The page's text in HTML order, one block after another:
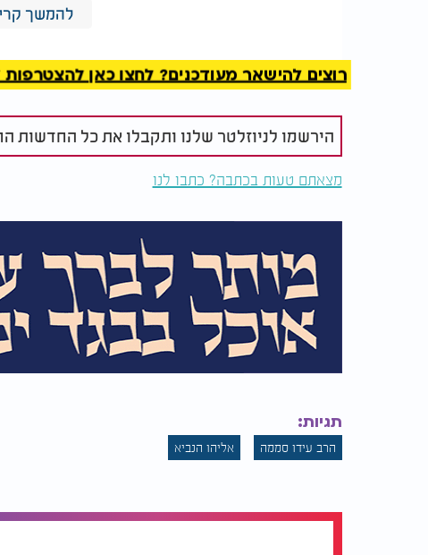
היהודי חזר לבית של אותה משפחה ענייה עם עוד
האם השיבה בקול רך: "ילדים יקרים, אתם
אליהו הנביא שהביא לנו מזון. אז אולי גם
מפסקת".
בדיוק ברגע הזה, היהודי דפק בדלת ונכנס עם כל
פתאום הכול התבהר. הוא הבין שהוא לא צריך
הסוד הפשוט הוא שכל יהודי יכול להיות אליהו
אין צורך בכישרונות מיוחדים או כוחות על
הנפלאים שהקב"ה נתן לכל אחד מאיתנו - הכוח
להמשך
רוצים להישאר מעודכנים? לחצו כאן להצטרפות
הירשמו לניוזלטר שלנו ותקבלו את כל החדשות
מצאתם טעות בכתבה? כתבו לנו
תגיות:
הרב עידו סממה אליהו הנביא